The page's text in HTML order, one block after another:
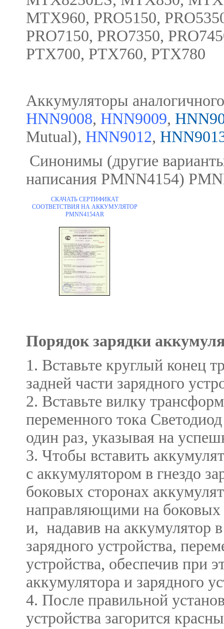
MTX960, PRO5150,
PRO7150, PRO7350,
PTX700, PTX760, PTX780
Аккумуляторы
HNN9008, HNN9009,
Mutual), HNN9012,
Синонимы (другие
написания PMNN4154)
СКАЧАТЬ СЕРТИФИКАТ
СООТВЕТСТВИЯ НА АККУМУЛЯТОР
PMNN4154AR
Порядок зарядки
1. Вставьте круглый конец
задней части зарядного
2. Вставьте вилку
переменного тока
один раз, указывая на
3. Чтобы вставить
с аккумулятором в гнездо
боковых сторонах
направляющими на боковых
и, надавив на аккумулятор
зарядного устройства,
устройства, обеспечив при
аккумулятора и зарядного
4. После правильной
устройства загорится